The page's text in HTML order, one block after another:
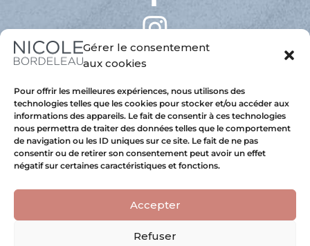
Gérer le consentement
aux cookies
Pour offrir les meilleures expériences, nous utilisons des
technologies telles que les cookies pour stocker et/ou accéder aux
informations des appareils. Le fait de consentir à ces technologies
nous permettra de traiter des données telles que le comportement
de navigation ou les ID uniques sur ce site. Le fait de ne pas
consentir ou de retirer son consentement peut avoir un effet
négatif sur certaines caractéristiques et fonctions.
Accepter
Refuser
Copyright 2025 © Nicole Bordeleau
Conception webKryzalid